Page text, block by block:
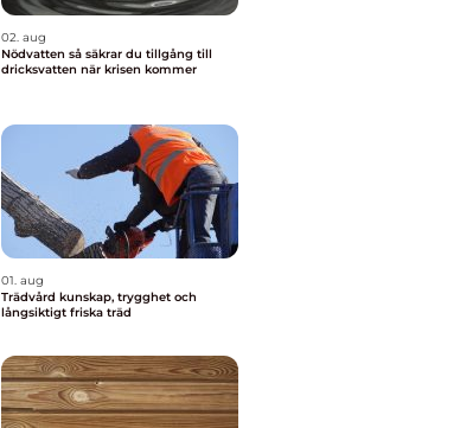
02. aug
Nödvatten så säkrar du tillgång till
dricksvatten när krisen kommer
01. aug
Trädvård kunskap, trygghet och
långsiktigt friska träd